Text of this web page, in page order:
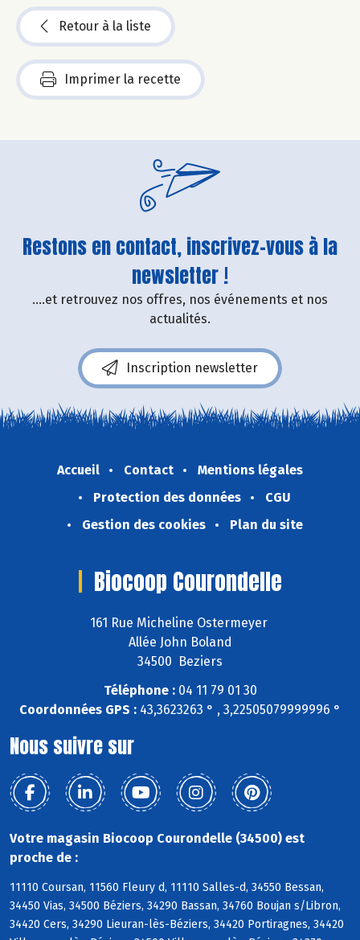
Retour à la liste
Imprimer la recette
Restons en contact, inscrivez-vous à la
newsletter !
....et retrouvez nos offres, nos événements et nos
actualités.
Inscription newsletter
Accueil Contact
Mentions légales
Protection des données
CGU
Gestion des cookies
Plan du site
Biocoop Courondelle
161 Rue Micheline Ostermeyer
Allée John Boland
34500 Beziers
Téléphone :04 11 79 01 30
Coordonnées GPS : 43,3623263 ° , 3,22505079999996 °
Nous suivre sur
Votre magasin Biocoop Courondelle (34500) est
proche de :
11110 Coursan, 11560 Fleury d, 11110 Salles-d, 34550 Bessan,
34450 Vias, 34500 Béziers, 34290 Bassan, 34760 Boujan s/Libron,
34420 Cers, 34290 Lieuran-lès-Béziers, 34420 Portiragnes, 34420